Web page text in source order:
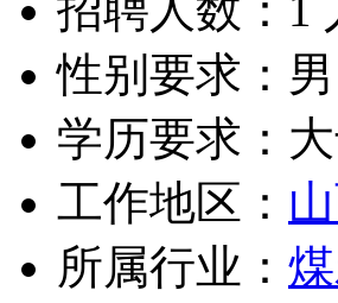
性别要求：男
学历要求：
工作地区：
所属行业：